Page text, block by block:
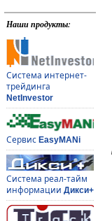
Наши продукты:
Система интернет-
трейдинга
NetInvestor
Сервис EasyMANi
Система реал-тайм
информации Дикси+